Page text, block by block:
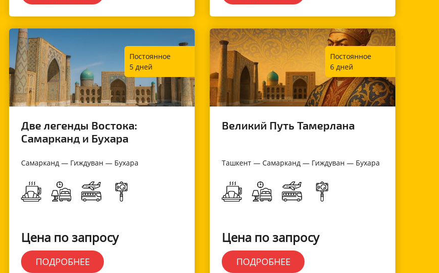
Постоянное
5 дней
Две легенды Востока:
Самарканд и Бухара
Самарканд — Гиждуван — Бухара
Цена по запросу
ПОДРОБНЕЕ
Постоянное
6 дней
Великий Путь Тамерлана
Ташкент — Самарканд — Гиждуван — Бухара
Цена по запросу
ПОДРОБНЕЕ